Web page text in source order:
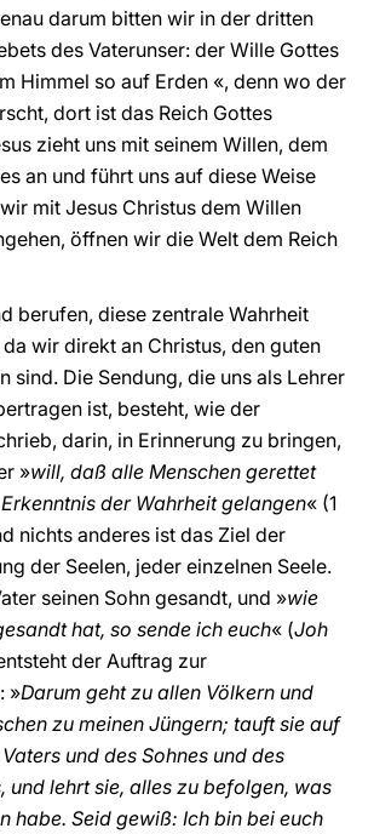
darum bitten wir in der dritten
des Vaterunser: der Wille Gottes
Himmel so auf Erden «, denn wo der
dort ist das Reich Gottes
zieht uns mit seinem Willen, dem
an und führt uns auf diese Weise
mit Jesus Christus dem Willen
öffnen wir die Welt dem Reich
berufen, diese zentrale Wahrheit
wir direkt an Christus, den guten
sind. Die Sendung, die uns als Lehrer
ist, besteht, wie der
darin, in Erinnerung zu bringen,
»will, daß alle Menschen gerettet
der Wahrheit gelangen« (1
nichts anderes ist das Ziel der
der Seelen, jeder einzelnen Seele.
seinen Sohn gesandt, und »wie
hat, so sende ich euch« (Joh
der Auftrag zur
»Darum geht zu allen Völkern und
zu meinen Jüngern; tauft sie auf
und des Sohnes und des
und lehrt sie, alles zu befolgen, was
habe. Seid gewiß: Ich bin bei euch